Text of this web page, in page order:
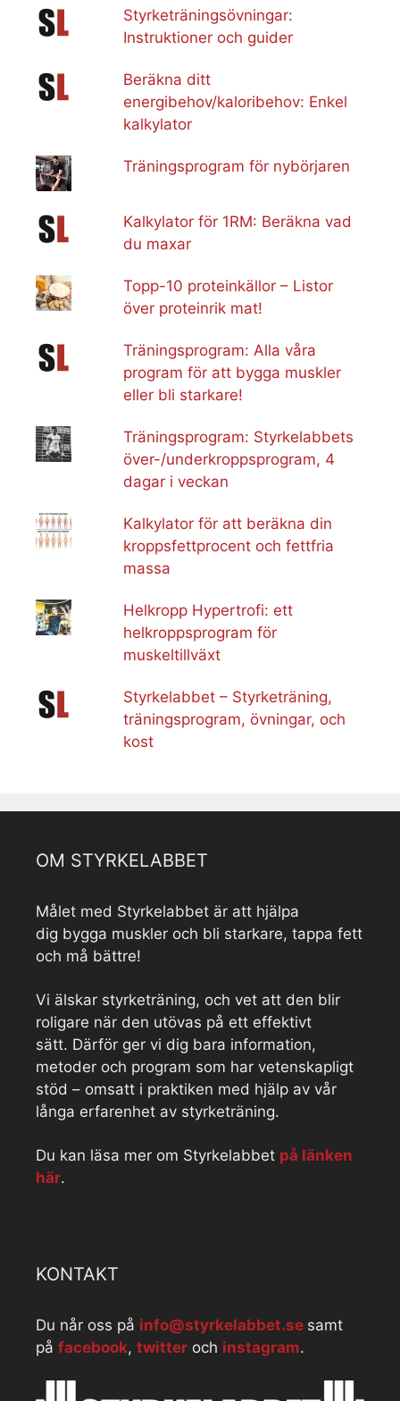
Styrketräningsövningar:
Instruktioner och guider
Beräkna ditt
energibehov/kaloribehov: Enkel
kalkylator
Träningsprogram för nybörjaren
Kalkylator för 1RM: Beräkna vad
du maxar
Topp-10 proteinkällor – Listor
över proteinrik mat!
Träningsprogram: Alla våra
program för att bygga muskler
eller bli starkare!
Träningsprogram: Styrkelabbets
över-/underkroppsprogram, 4
dagar i veckan
Kalkylator för att beräkna din
kroppsfettprocent och fettfria
massa
Helkropp Hypertrofi: ett
helkroppsprogram för
muskeltillväxt
Styrkelabbet – Styrketräning,
träningsprogram, övningar, och
kost
OM STYRKELABBET
Målet med Styrkelabbet är att hjälpa
dig bygga muskler och bli starkare, tappa fett
och må bättre!
Vi älskar styrketräning, och vet att den blir
roligare när den utövas på ett effektivt
sätt. Därför ger vi dig bara information,
metoder och program som har vetenskapligt
stöd – omsatt i praktiken med hjälp av vår
långa erfarenhet av styrketräning.
Du kan läsa mer om Styrkelabbet på länken
här.
KONTAKT
Du når oss på info@styrkelabbet.se samt
på facebook, twitter och instagram.